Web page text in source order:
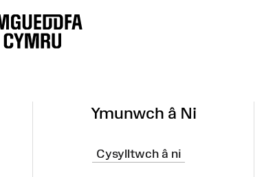
Ymunwch â Ni
Cysylltwch â ni